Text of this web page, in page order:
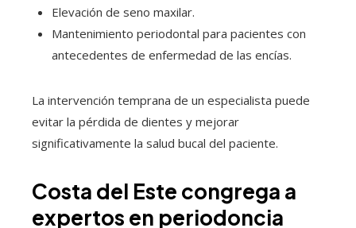
Elevación de seno maxilar.
Mantenimiento periodontal para pacientes con
antecedentes de enfermedad de las encías.
La intervención temprana de un especialista puede
evitar la pérdida de dientes y mejorar
significativamente la salud bucal del paciente.
Costa del Este congrega a
expertos en periodoncia